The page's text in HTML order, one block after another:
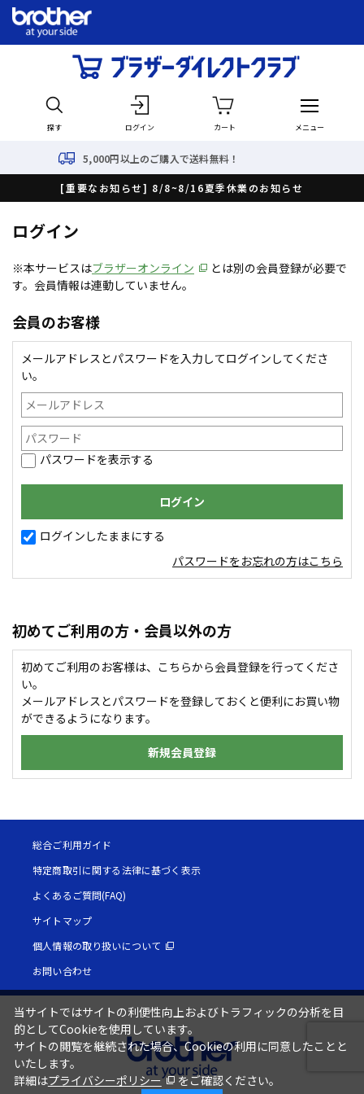
探す ログイン カート メニュー
5,000円以上のご購入で送料無料！
[重要なお知らせ] 8/8~8/16夏季休業のお知らせ
ログイン
※本サービスはブラザーオンライン
とは別の会員登録が必要で
す。会員情報は連動していません。
会員のお客様
メールアドレスとパスワードを入力してログインしてくださ
い。
パスワードを表示する
ログインしたままにする
パスワードをお忘れの方はこちら
初めてご利用の方・会員以外の方
初めてご利用のお客様は、こちらから会員登録を行ってくださ
い。
メールアドレスとパスワードを登録しておくと便利にお買い物
ができるようになります。
新規会員登録
総合ご利用ガイド
特定商取引に関する法律に基づく表示
よくあるご質問(FAQ)
サイトマップ
個人情報の取り扱いについて
お問い合わせ
当サイトではサイトの利便性向上およびトラフィックの分析を目
的としてCookieを使用しています。
サイトの閲覧を継続された場合、Cookieの利用に同意したことと
いたします。
詳細はプライバシーポリシー をご確認ください。